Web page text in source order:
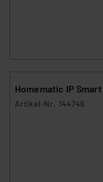
Homematic IP
Artikel-Nr. 144746